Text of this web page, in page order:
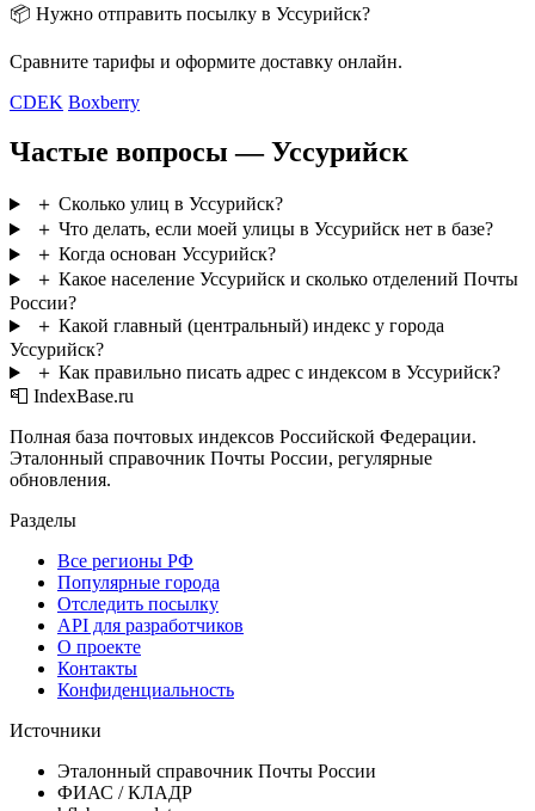
📦 Нужно отправить посылку в Уссурийск?
Сравните тарифы и оформите доставку онлайн.
CDEK Boxberry
Частые вопросы — Уссурийск
＋ Сколько улиц в Уссурийск?
＋ Что делать, если моей улицы в Уссурийск нет в базе?
＋ Когда основан Уссурийск?
＋ Какое население Уссурийск и сколько отделений Почты
России?
＋ Какой главный (центральный) индекс у города
Уссурийск?
＋ Как правильно писать адрес с индексом в Уссурийск?
📮 IndexBase.ru
Полная база почтовых индексов Российской Федерации.
Эталонный справочник Почты России, регулярные
обновления.
Разделы
Все регионы РФ
Популярные города
Отследить посылку
API для разработчиков
О проекте
Контакты
Конфиденциальность
Источники
Эталонный справочник Почты России
ФИАС / КЛАДР